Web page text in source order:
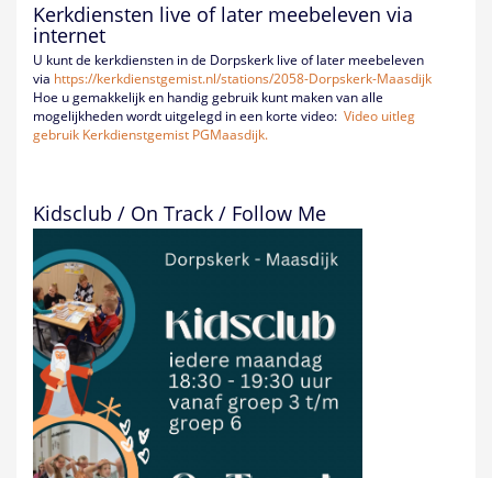
Kerkdiensten live of later meebeleven via
internet
U kunt de kerkdiensten in de Dorpskerk live of later meebeleven
via https://kerkdienstgemist.nl/stations/2058-Dorpskerk-Maasdijk
Hoe u gemakkelijk en handig gebruik kunt maken van alle
mogelijkheden wordt uitgelegd in een korte video: Video uitleg
gebruik Kerkdienstgemist PGMaasdijk.
Kidsclub / On Track / Follow Me